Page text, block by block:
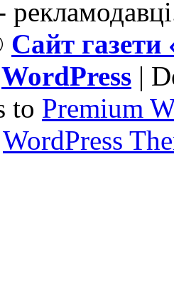
Сайт
WordPress |
to Premium
WordPress